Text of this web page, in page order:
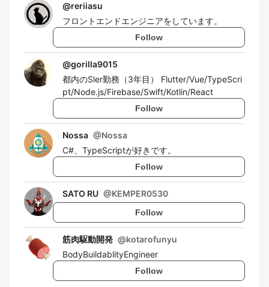
@reriiasu
フロントエンドエンジニアをしています。
Follow
@gorilla9015
都内のSler勤務（3年目） Flutter/Vue/TypeScri
pt/Node.js/Firebase/Swift/Kotlin/React
Follow
Nossa @Nossa
C#、TypeScriptが好きです。
Follow
SATO RU @KEMPER0530
Follow
筋肉駆動開発 @kotarofunyu
BodyBuildablityEngineer
Follow